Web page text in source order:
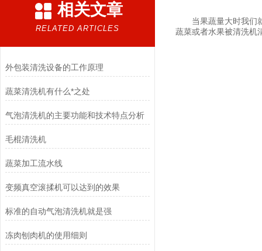
相关文章
RELATED ARTICLES
外包装清洗设备的工作原理
蔬菜清洗机有什么*之处
气泡清洗机的主要功能和技术特点分析
毛棍清洗机
蔬菜加工流水线
变频真空滚揉机可以达到的效果
标准的自动气泡清洗机就是强
冻肉刨肉机的使用细则
当果蔬量大时我们就
蔬菜或者水果被清洗机